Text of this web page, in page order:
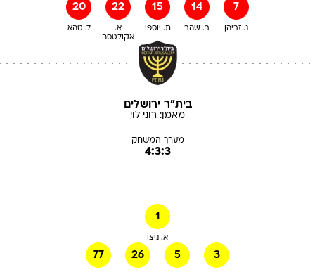
20
ל. טהא
22
א.
אקולטסה
15
ת. יוספי
14
ב. שהר
7
נ. זריהן
בית"ר ירושלים
מאמן: רוני לוי
מערך המשחק
4:3:3
1
א. ניצן
77 26 5 3